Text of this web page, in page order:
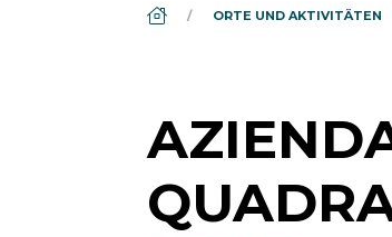
DS_BREADCRUMB.HOME
ORTE UND AKTIVITÄTEN